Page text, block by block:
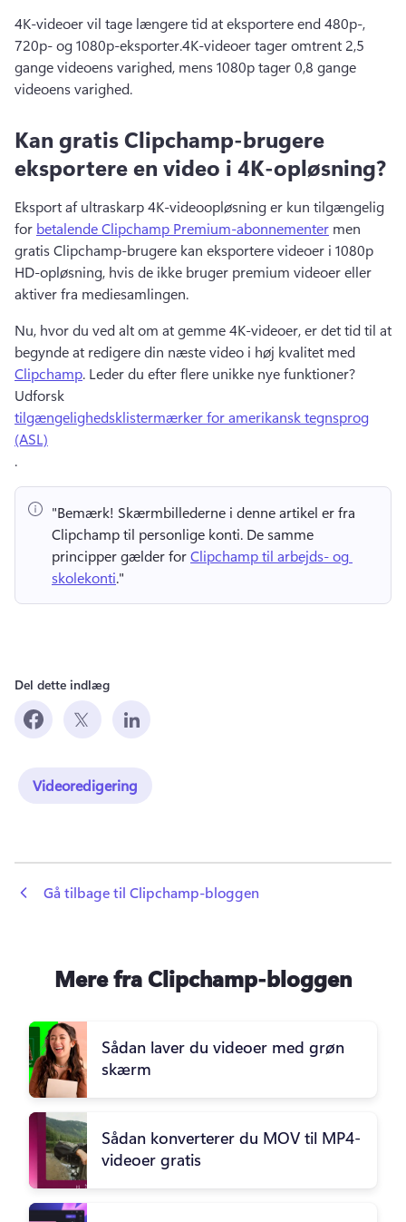
4K-videoer vil tage længere tid at eksportere end 480p-,
720p- og 1080p-eksporter.4K-videoer tager omtrent 2,5
gange videoens varighed, mens 1080p tager 0,8 gange
videoens varighed.
Kan gratis Clipchamp-brugere
eksportere en video i 4K-opløsning?
Eksport af ultraskarp 4K-videoopløsning er kun tilgængelig
for betalende Clipchamp Premium-abonnementer men
gratis Clipchamp-brugere kan eksportere videoer i 1080p
HD-opløsning, hvis de ikke bruger premium videoer eller
aktiver fra mediesamlingen.
Nu, hvor du ved alt om at gemme 4K-videoer, er det tid til at
begynde at redigere din næste video i høj kvalitet med
Clipchamp.
Udforsk
tilgængelighedsklistermærker for amerikansk tegnsprog
(ASL)
.
"Bemærk! Skærmbillederne i denne artikel er fra
Clipchamp til personlige konti. De samme
principper gælder for Clipchamp til arbejds- og
skolekonti."
Del dette indlæg
Videoredigering
Gå tilbage til Clipchamp-bloggen
Mere fra Clipchamp-bloggen
Sådan laver du videoer med grøn
skærm
Sådan konverterer du MOV til MP4-
videoer gratis